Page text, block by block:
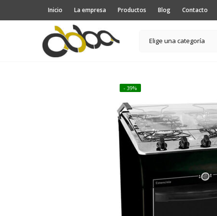
Inicio La empresa Productos Blog Contacto
Elige una categoría
- 39%